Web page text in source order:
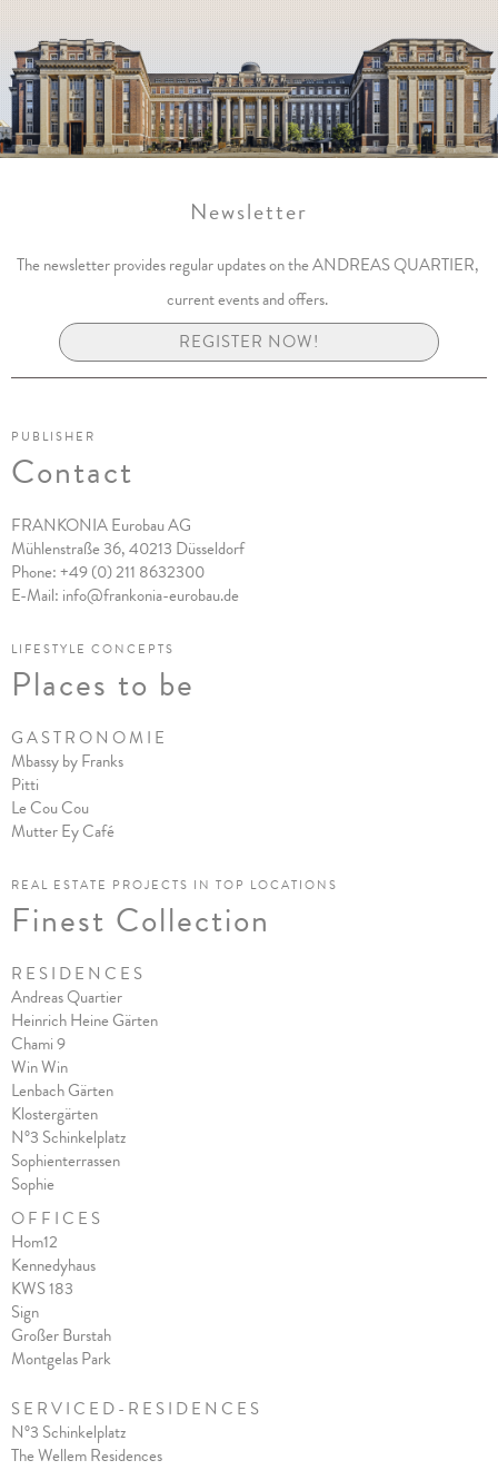
Newsletter
The newsletter provides regular updates on the ANDREAS QUARTIER,
current events and offers.
REGISTER NOW!
PUBLISHER
Contact
FRANKONIA Eurobau AG
Mühlenstraße 36, 40213 Düsseldorf
Phone:+49 (0) 211 8632300
E-Mail: info@frankonia-eurobau.de
LIFESTYLE CONCEPTS
Places to be
G A S T R O N O M I E
Mbassy by Franks
Pitti
Le Cou Cou
Mutter Ey Café
REAL ESTATE PROJECTS IN TOP LOCATIONS
Finest Collection
R E S I D E N C E S
Andreas Quartier
Heinrich Heine Gärten
Chami 9
Win Win
Lenbach Gärten
Klostergärten
N°3 Schinkelplatz
Sophienterrassen
Sophie
O F F I C E S
Hom12
Kennedyhaus
KWS 183
Sign
Großer Burstah
Montgelas Park
S E R V I C E D - R E S I D E N C E S
N°3 Schinkelplatz
The Wellem Residences